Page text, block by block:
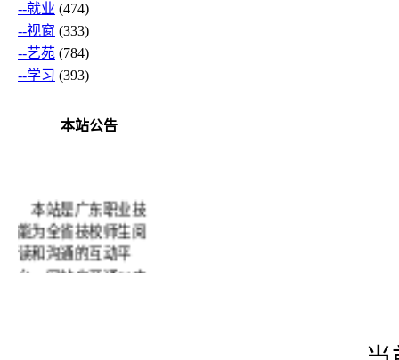
--就业 (474)
--视窗 (333)
--艺苑 (784)
--学习 (393)
本站公告
本站是广东职业技
能为全省技校师生阅
读和沟通的互动平
台。网站自开通以来